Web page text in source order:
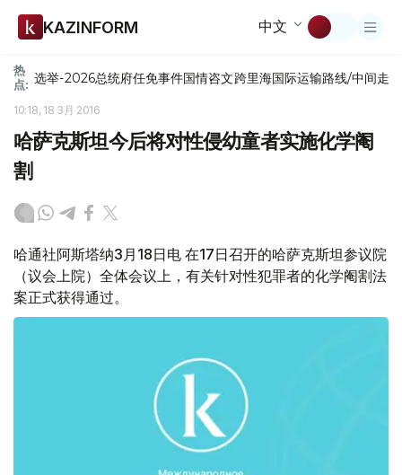
KAZINFORM 中文
热
点: 选举-2026总统府任免事件国情咨文跨里海国际运输路线/中间走廊
10:18, 18 3月 2016
哈萨克斯坦今后将对性侵幼童者实施化学阉
割
哈通社阿斯塔纳3月18日电 在17日召开的哈萨克斯坦参议院
（议会上院）全体会议上，有关针对性犯罪者的化学阉割法
案正式获得通过。